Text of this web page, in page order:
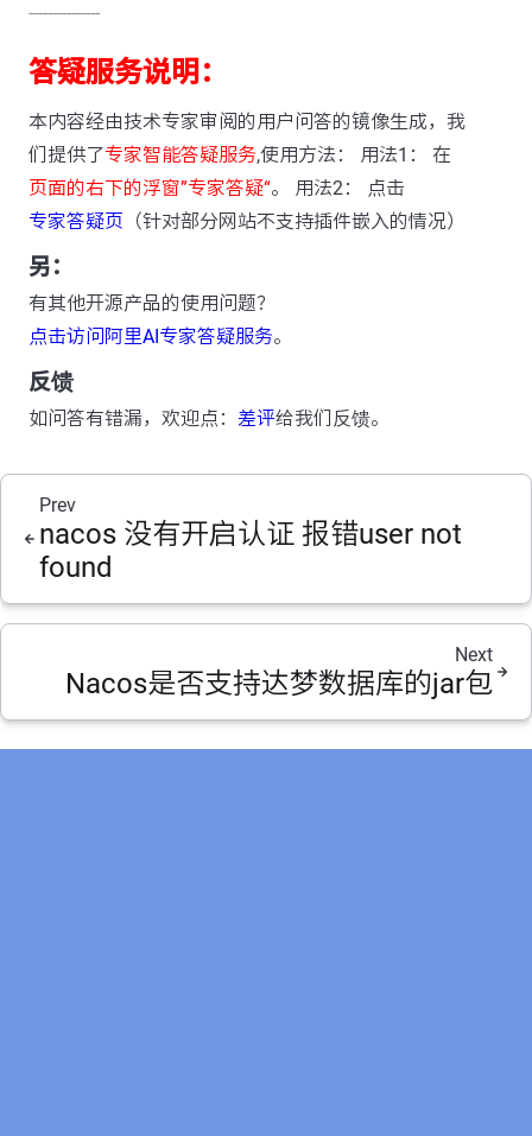
---------------
答疑服务说明：
本内容经由技术专家审阅的用户问答的镜像生成，我
们提供了专家智能答疑服务,使用方法： 用法1： 在
页面的右下的浮窗”专家答疑“。 用法2： 点击
专家答疑页 （针对部分网站不支持插件嵌入的情况）
另：
有其他开源产品的使用问题？
点击访问阿里AI专家答疑服务。
反馈
如问答有错漏，欢迎点： 差评给我们反馈。
Prev
nacos 没有开启认证 报错user not
found
Next
Nacos是否支持达梦数据库的jar包